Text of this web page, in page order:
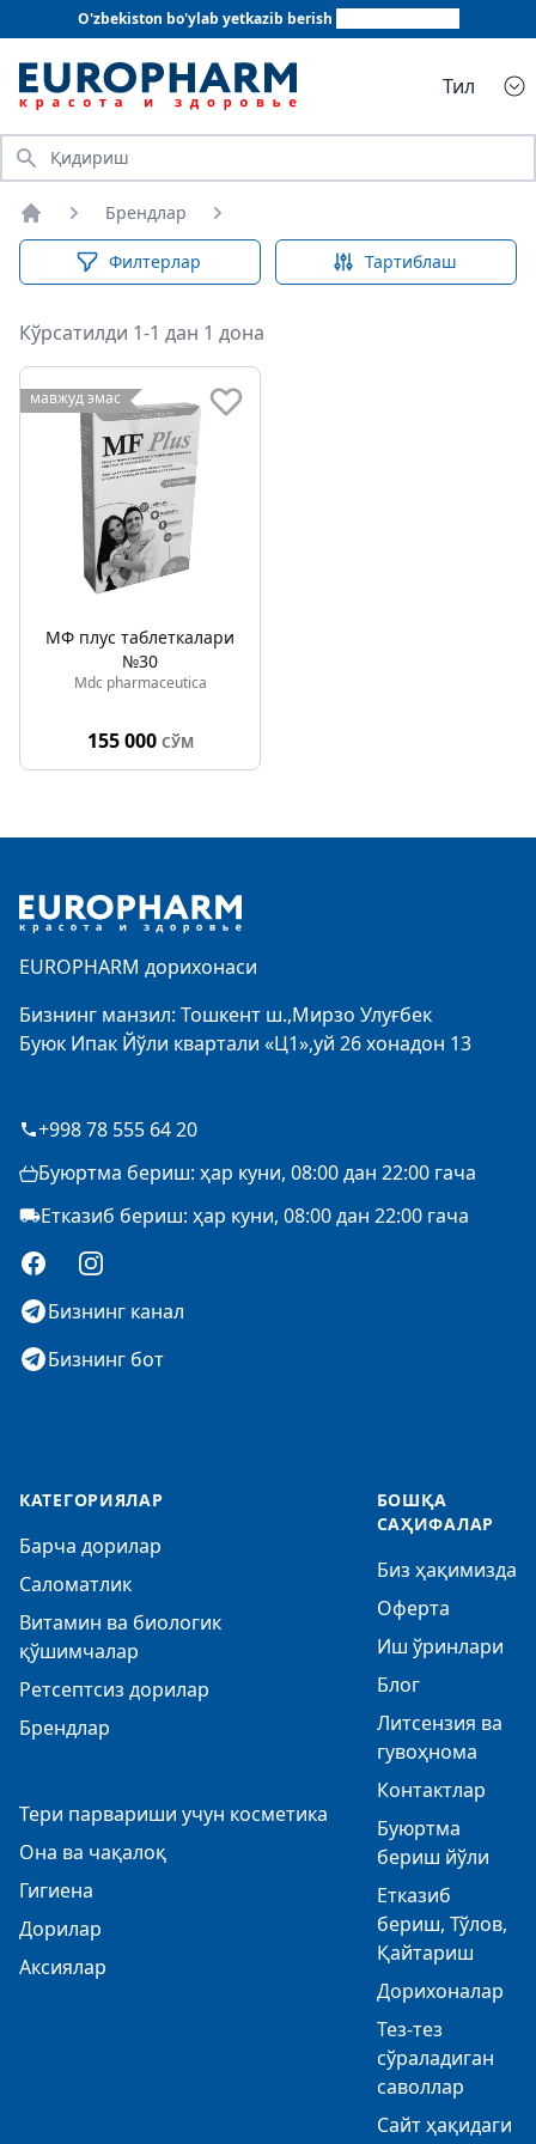
O'zbekiston bo'ylab yetkazib berish
Тил
Қидириш
Бош саҳифа
Брендлар
Филтерлар Тартиблаш
Кўрсатилди 1-1 дан 1 дона
мавжуд эмас
МФ плус таблеткалари
№30
Mdc pharmaceutica
155 000 СЎМ
EUROPHARM дорихонаси
Бизнинг манзил: Тошкент ш.,Мирзо Улуғбек
Буюк Ипак Йўли квартали «Ц1»,уй 26 хонадон 13
+998 78 555 64 20
Буюртма бериш: ҳар куни, 08:00 дан 22:00 гача
Етказиб бериш: ҳар куни, 08:00 дан 22:00 гача
FacebookInstagram
Бизнинг канал
Бизнинг бот
КАТЕГОРИЯЛАР
Барча дорилар
Саломатлик
Витамин ва биологик
қўшимчалар
Ретсептсиз дорилар
Брендлар
Тери парвариши учун косметика
Она ва чақалоқ
Гигиена
Дорилар
Аксиялар
БОШҚА
САҲИФАЛАР
Биз ҳақимизда
Оферта
Иш ўринлари
Блог
Литсензия ва
гувоҳнома
Контактлар
Буюртма
бериш йўли
Етказиб
бериш, Тўлов,
Қайтариш
Дорихоналар
Тез-тез
сўраладиган
саволлар
Сайт ҳақидаги